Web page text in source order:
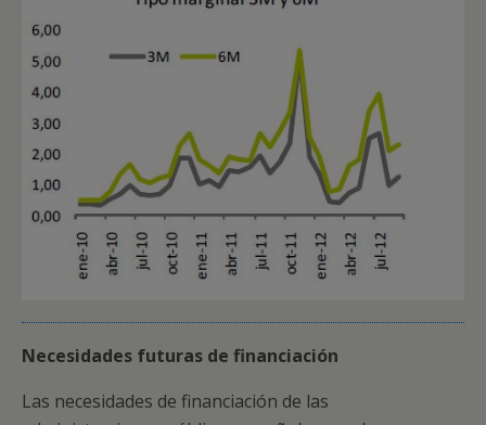
Necesidades futuras de financiación
Las necesidades de financiación de las